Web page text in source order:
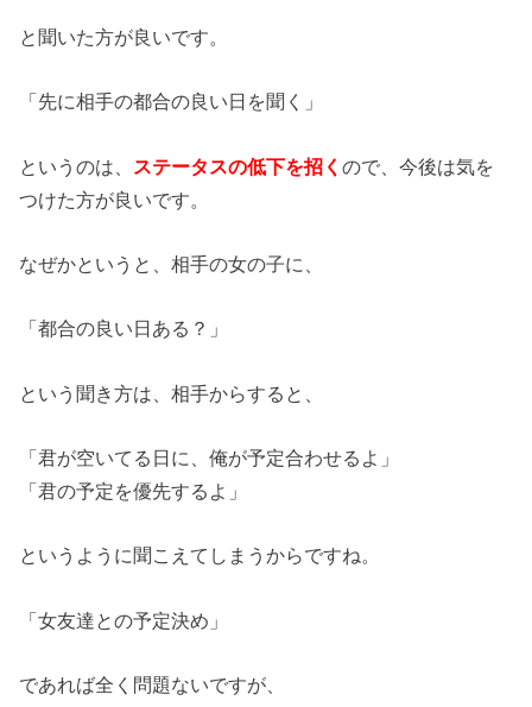
と聞いた方が良いです。
「先に相手の都合の良い日を聞く」
というのは、 ステータスの低下を招くので、今後は気を
つけた方が良いです。
なぜかというと、相手の女の子に、
「都合の良い日ある？」
という聞き方は、相手からすると、
「君が空いてる日に、俺が予定合わせるよ」
「君の予定を優先するよ」
というように聞こえてしまうからですね。
「女友達との予定決め」
であれば全く問題ないですが、